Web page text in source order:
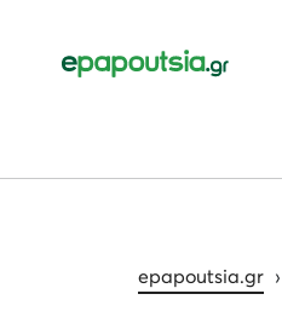
epapoutsia.gr ›